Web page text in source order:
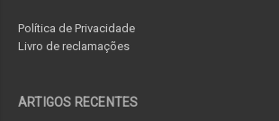
Política de Privacidade
Livro de reclamações
ARTIGOS RECENTES